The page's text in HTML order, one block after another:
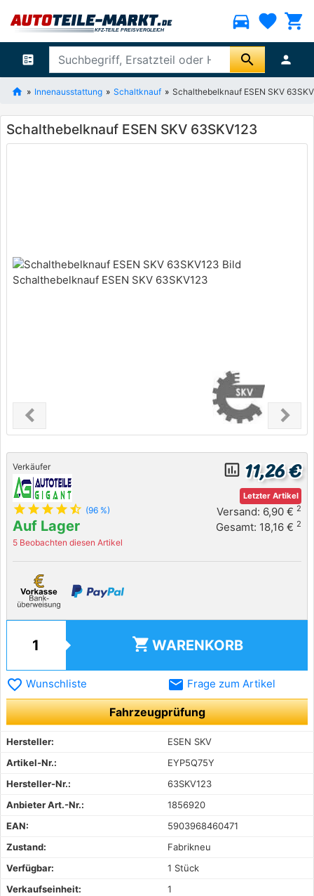
directions_car favorite shopping_cart
ballot search person
Innenausstattung Schaltknauf Schalthebelknauf ESEN SKV
Schalthebelknauf ESEN SKV 63SKV123
chevron_leftPrevious chevron_right
Next
Verkäufer
star star star star star_half (96 %)
Auf Lager
5 Beobachten diesen Artikel
insert_chart_outlined 11,26 €
Letzter Artikel
Versand: 6,90 € 2
Gesamt: 18,16 € 2
shopping_cart WARENKORB
favorite_border Wunschliste email Frage zum Artikel
Fahrzeugprüfung
Hersteller:
ESEN SKV
Artikel-Nr.:
EYP5Q75Y
Hersteller-Nr.:
63SKV123
Anbieter Art.-Nr.:
1856920
EAN:
5903968460471
Zustand:
Fabrikneu
Verfügbar:
1 Stück
Verkaufseinheit:
1